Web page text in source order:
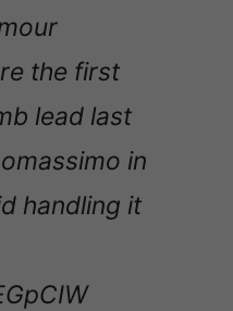
the first
lead last
in
handling it